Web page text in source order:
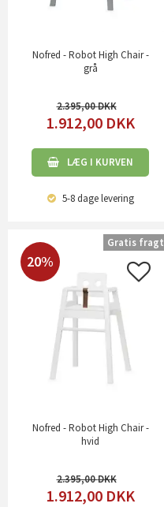
Nofred - Robot High Chair -
grå
2.395,00
1.912,00 DKK
LÆG I KURVEN
5-8 dagelevering
20%
Nofred - Robot High Chair -
hvid
2.395,00
1.912,00 DKK
Gratis fragt